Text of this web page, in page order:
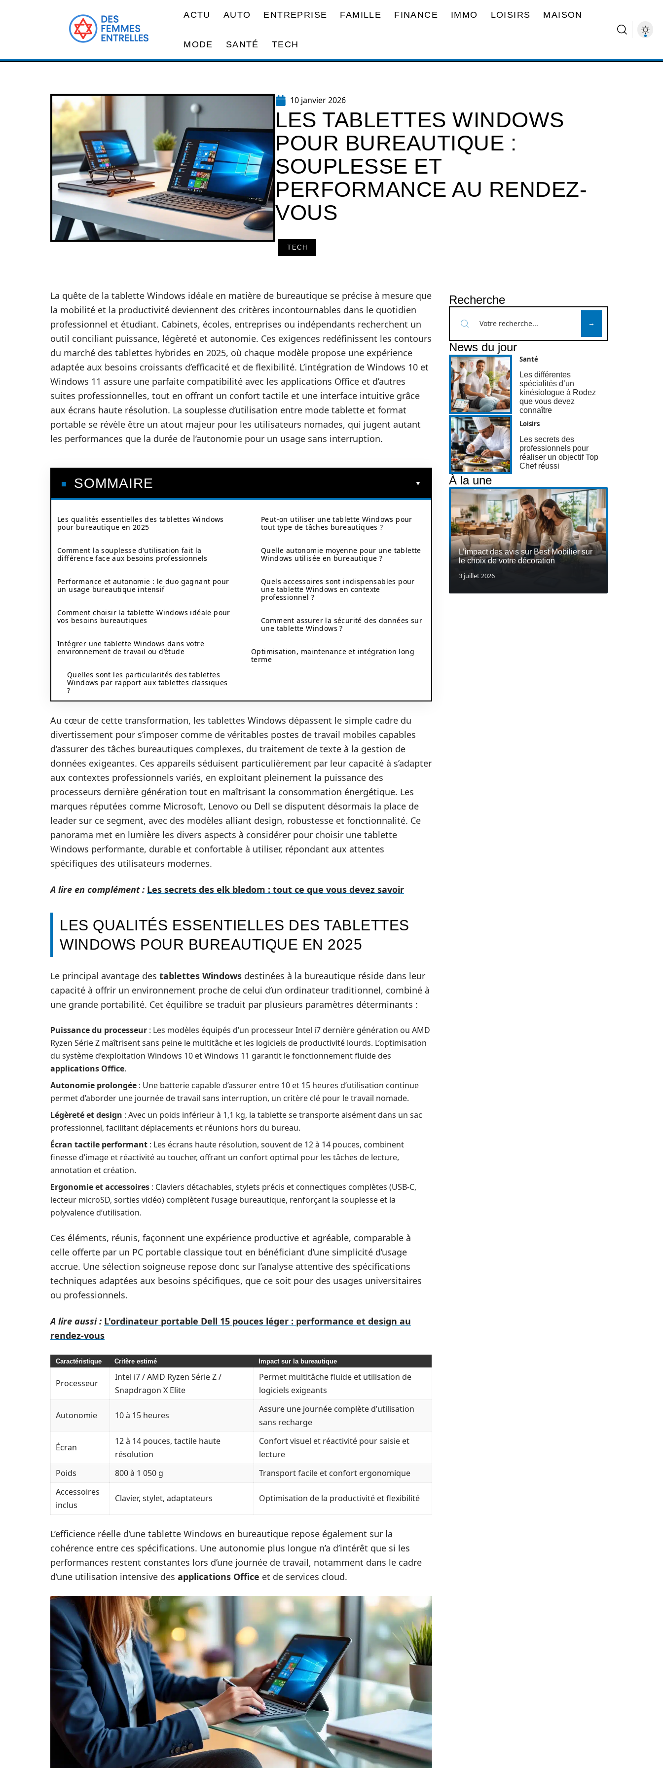
ACTU AUTO ENTREPRISE FAMILLE FINANCE IMMO LOISIRS MAISON
MODE SANTÉ TECH
10 janvier 2026
LES TABLETTES WINDOWS
POUR BUREAUTIQUE :
SOUPLESSE ET
PERFORMANCE AU RENDEZ-
VOUS
TECH
La quête de la tablette Windows idéale en matière de bureautique se précise à mesure que
la mobilité et la productivité deviennent des critères incontournables dans le quotidien
professionnel et étudiant. Cabinets, écoles, entreprises ou indépendants recherchent un
outil conciliant puissance, légèreté et autonomie. Ces exigences redéfinissent les contours
du marché des tablettes hybrides en 2025, où chaque modèle propose une expérience
adaptée aux besoins croissants d’efficacité et de flexibilité. L’intégration de Windows 10 et
Windows 11 assure une parfaite compatibilité avec les applications Office et d’autres
suites professionnelles, tout en offrant un confort tactile et une interface intuitive grâce
aux écrans haute résolution. La souplesse d’utilisation entre mode tablette et format
portable se révèle être un atout majeur pour les utilisateurs nomades, qui jugent autant
les performances que la durée de l’autonomie pour un usage sans interruption.
SOMMAIRE
Les qualités essentielles des tablettes Windows
pour bureautique en 2025
Comment la souplesse d’utilisation fait la
différence face aux besoins professionnels
Performance et autonomie : le duo gagnant pour
un usage bureautique intensif
Comment choisir la tablette Windows idéale pour
vos besoins bureautiques
Intégrer une tablette Windows dans votre
environnement de travail ou d’étude
Quelles sont les particularités des tablettes
Windows par rapport aux tablettes classiques
?
Peut-on utiliser une tablette Windows pour
tout type de tâches bureautiques ?
Quelle autonomie moyenne pour une tablette
Windows utilisée en bureautique ?
Quels accessoires sont indispensables pour
une tablette Windows en contexte
professionnel ?
Comment assurer la sécurité des données sur
une tablette Windows ?
Optimisation, maintenance et intégration long
terme
Au cœur de cette transformation, les tablettes Windows dépassent le simple cadre du
divertissement pour s’imposer comme de véritables postes de travail mobiles capables
d’assurer des tâches bureautiques complexes, du traitement de texte à la gestion de
données exigeantes. Ces appareils séduisent particulièrement par leur capacité à s’adapter
aux contextes professionnels variés, en exploitant pleinement la puissance des
processeurs dernière génération tout en maîtrisant la consommation énergétique. Les
marques réputées comme Microsoft, Lenovo ou Dell se disputent désormais la place de
leader sur ce segment, avec des modèles alliant design, robustesse et fonctionnalité. Ce
panorama met en lumière les divers aspects à considérer pour choisir une tablette
Windows performante, durable et confortable à utiliser, répondant aux attentes
spécifiques des utilisateurs modernes.
A lire en complément : Les secrets des elk bledom : tout ce que vous devez savoir
LES QUALITÉS ESSENTIELLES DES TABLETTES
WINDOWS POUR BUREAUTIQUE EN 2025
Le principal avantage des tablettes Windows destinées à la bureautique réside dans leur
capacité à offrir un environnement proche de celui d’un ordinateur traditionnel, combiné à
une grande portabilité. Cet équilibre se traduit par plusieurs paramètres déterminants :
Puissance du processeur : Les modèles équipés d’un processeur Intel i7 dernière génération ou AMD
Ryzen Série Z maîtrisent sans peine le multitâche et les logiciels de productivité lourds. L’optimisation
du système d’exploitation Windows 10 et Windows 11 garantit le fonctionnement fluide des
applications Office.
Autonomie prolongée : Une batterie capable d’assurer entre 10 et 15 heures d’utilisation continue
permet d’aborder une journée de travail sans interruption, un critère clé pour le travail nomade.
Légèreté et design : Avec un poids inférieur à 1,1 kg, la tablette se transporte aisément dans un sac
professionnel, facilitant déplacements et réunions hors du bureau.
Écran tactile performant : Les écrans haute résolution, souvent de 12 à 14 pouces, combinent
finesse d’image et réactivité au toucher, offrant un confort optimal pour les tâches de lecture,
annotation et création.
Ergonomie et accessoires : Claviers détachables, stylets précis et connectiques complètes (USB-C,
lecteur microSD, sorties vidéo) complètent l’usage bureautique, renforçant la souplesse et la
polyvalence d’utilisation.
Ces éléments, réunis, façonnent une expérience productive et agréable, comparable à
celle offerte par un PC portable classique tout en bénéficiant d’une simplicité d’usage
accrue. Une sélection soigneuse repose donc sur l’analyse attentive des spécifications
techniques adaptées aux besoins spécifiques, que ce soit pour des usages universitaires
ou professionnels.
A lire aussi : L'ordinateur portable Dell 15 pouces léger : performance et design au
rendez-vous
Caractéristique Critère estimé Impact sur la bureautique
Processeur
Intel i7 / AMD Ryzen Série Z /
Snapdragon X Elite
Permet multitâche fluide et utilisation de
logiciels exigeants
Autonomie 10 à 15 heures
Assure une journée complète d’utilisation
sans recharge
Écran
12 à 14 pouces, tactile haute
résolution
Confort visuel et réactivité pour saisie et
lecture
Poids
800 à 1 050 g
Transport facile et confort ergonomique
Accessoires
inclus
Clavier, stylet, adaptateurs Optimisation de la productivité et flexibilité
L’efficience réelle d’une tablette Windows en bureautique repose également sur la
cohérence entre ces spécifications. Une autonomie plus longue n’a d’intérêt que si les
performances restent constantes lors d’une journée de travail, notamment dans le cadre
d’une utilisation intensive des applications Office et de services cloud.
Recherche
News du jour
Santé
Les différentes
spécialités d’un
kinésiologue à Rodez
que vous devez
connaître
Loisirs
Les secrets des
professionnels pour
réaliser un objectif Top
Chef réussi
À la une
L’impact des avis sur Best Mobilier sur
le choix de votre décoration
3 juillet 2026